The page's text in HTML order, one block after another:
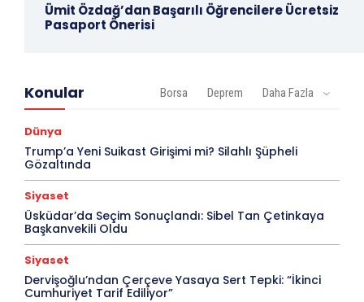
Ümit Özdağ’dan Başarılı Öğrencilere Ücretsiz
Pasaport Önerisi
Konular Borsa Deprem Daha Fazla
Dünya
Trump’a Yeni Suikast Girişimi mi? Silahlı Şüpheli
Gözaltında
Siyaset
Üsküdar’da Seçim Sonuçlandı: Sibel Tan Çetinkaya
Başkanvekili Oldu
Siyaset
Dervişoğlu’ndan Çerçeve Yasaya Sert Tepki: “İkinci
Cumhuriyet Tarif Ediliyor”